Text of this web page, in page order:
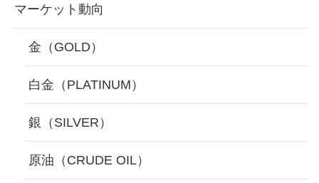
マーケット動向
金（GOLD）
白金（PLATINUM）
銀（SILVER）
原油（CRUDE OIL）